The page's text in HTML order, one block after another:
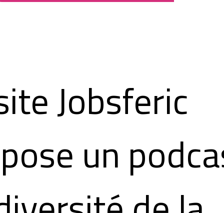
Jobsferic
un